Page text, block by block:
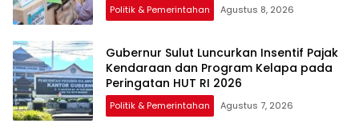
Politik & Pemerintahan Agustus 8, 2026
Gubernur Sulut Luncurkan Insentif Pajak
Kendaraan dan Program Kelapa pada
Peringatan HUT RI 2026
Politik & Pemerintahan Agustus 7, 2026